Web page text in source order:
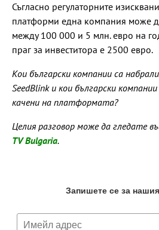
Съгласно регулаторните
платформи една компания може
между 100 000 и 5 млн. евро на
праг за инвеститора е 2500 евро.
Кои български компании са
SeedBlink и кои български
качени на платформата?
Целия разговор може да гледате
TV Bulgaria.